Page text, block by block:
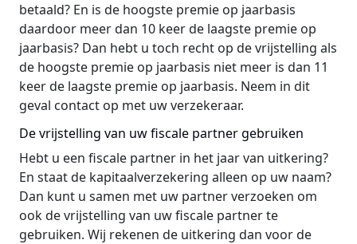
betaald? En is de hoogste premie op jaarbasis
daardoor meer dan 10 keer de laagste premie op
jaarbasis? Dan hebt u toch recht op de vrijstelling als
de hoogste premie op jaarbasis niet meer is dan 11
keer de laagste premie op jaarbasis. Neem in dit
geval contact op met uw verzekeraar.
De vrijstelling van uw fiscale partner gebruiken
Hebt u een fiscale partner in het jaar van uitkering?
En staat de kapitaalverzekering alleen op uw naam?
Dan kunt u samen met uw partner verzoeken om
ook de vrijstelling van uw fiscale partner te
gebruiken. Wij rekenen de uitkering dan voor de